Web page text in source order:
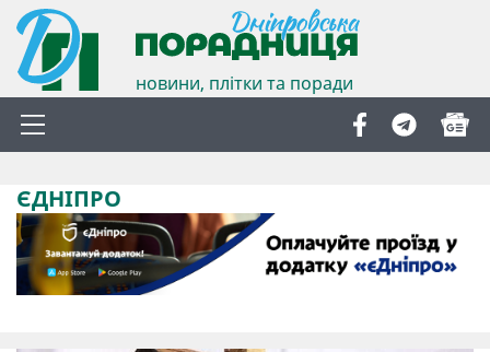
новини, плітки та поради
ЄДНІПРО